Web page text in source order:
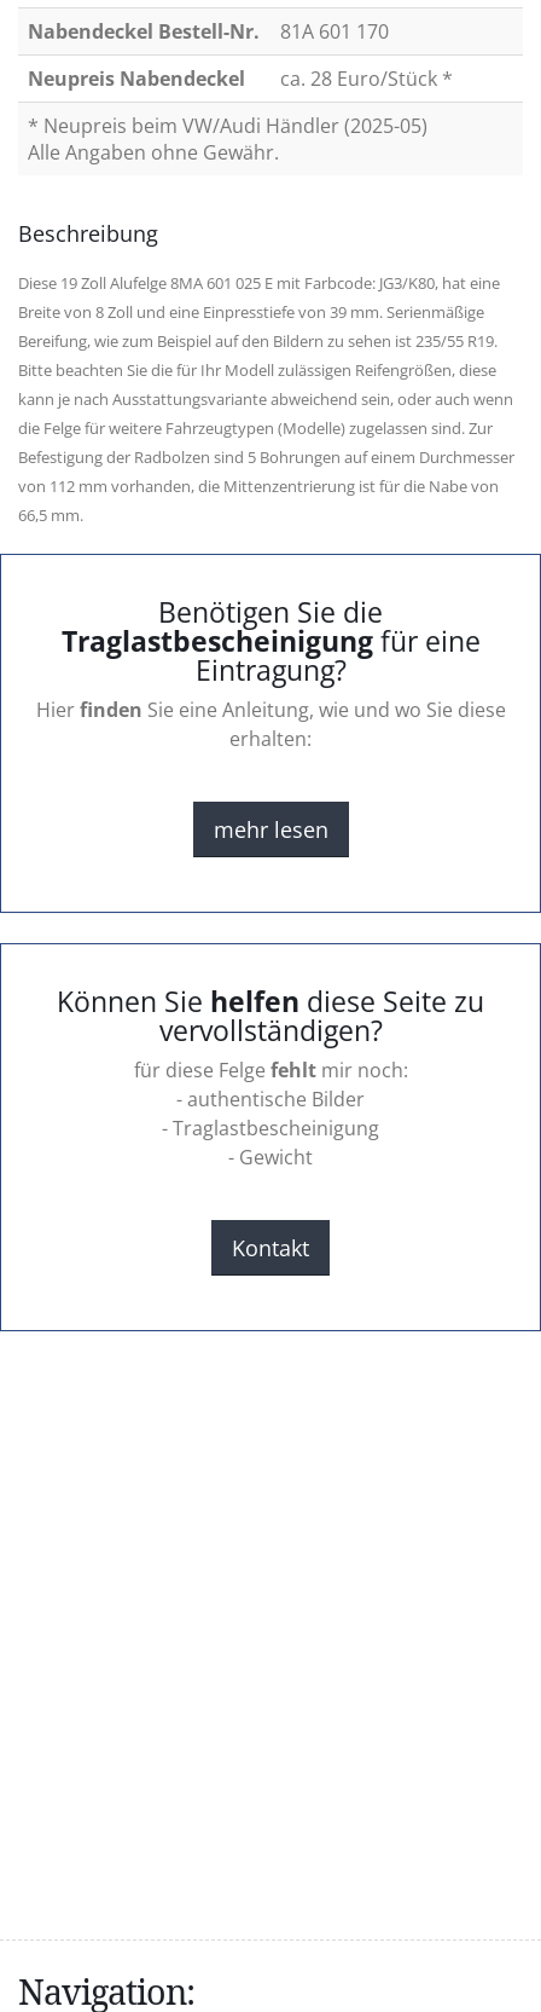
Nabendeckel Bestell-Nr.
81A 601 170
Neupreis Nabendeckel
ca. 28 Euro/Stück *
* Neupreis beim VW/Audi Händler (2025-05)
Alle Angaben ohne Gewähr.
Beschreibung
Diese 19 Zoll Alufelge 8MA 601 025 E mit Farbcode: JG3/K80, hat eine
Breite von 8 Zoll und eine Einpresstiefe von 39 mm. Serienmäßige
Bereifung, wie zum Beispiel auf den Bildern zu sehen ist 235/55 R19.
Bitte beachten Sie die für Ihr Modell zulässigen Reifengrößen, diese
kann je nach Ausstattungsvariante abweichend sein, oder auch wenn
die Felge für weitere Fahrzeugtypen (Modelle) zugelassen sind. Zur
Befestigung der Radbolzen sind 5 Bohrungen auf einem Durchmesser
von 112 mm vorhanden, die Mittenzentrierung ist für die Nabe von
66,5 mm.
Benötigen Sie die
Traglastbescheinigungfür eine
Eintragung?
Hierfinden Sie eine Anleitung, wie und wo Sie diese
erhalten:
mehr lesen
Können Sie helfen diese Seite zu
vervollständigen?
für diese Felge fehltmir noch:
- authentische Bilder
- Traglastbescheinigung
- Gewicht
Kontakt
Navigation: